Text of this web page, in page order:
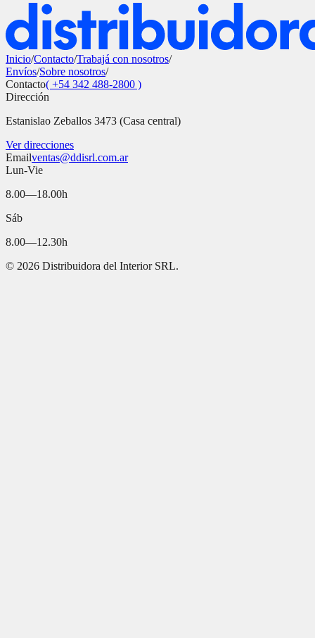
Inicio/Contacto/Trabajá con nosotros/
Envíos/Sobre nosotros/
Contacto( +54 342 488-2800 )
Dirección
Estanislao Zeballos 3473 (Casa central)
Ver direcciones
Emailventas@ddisrl.com.ar
Lun-Vie
8.00—18.00h
Sáb
8.00—12.30h
© 2026 Distribuidora del Interior SRL.